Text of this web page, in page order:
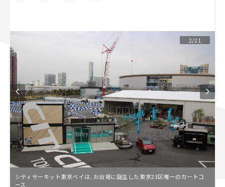
2/21
シティサーキット東京ベイは、お台場に誕生した東京23区唯一のカートコ
ース